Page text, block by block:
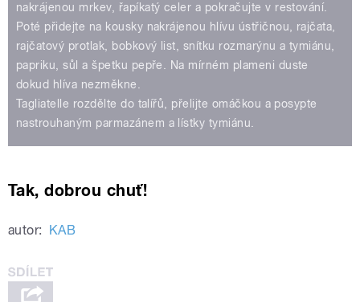
nakrájenou mrkev, řapíkatý celer a pokračujte v restování.
Poté přidejte na kousky nakrájenou hlívu ústřičnou, rajčata,
rajčatový protlak, bobkový list, snítku rozmarýnu a tymiánu,
papriku, sůl a špetku pepře. Na mírném plameni duste
dokud hlíva nezměkne.
Tagliatelle rozdělte do talířů, přelijte omáčkou a posypte
nastrouhaným parmazánem a lístky tymiánu.
Tak, dobrou chuť!
autor: KAB